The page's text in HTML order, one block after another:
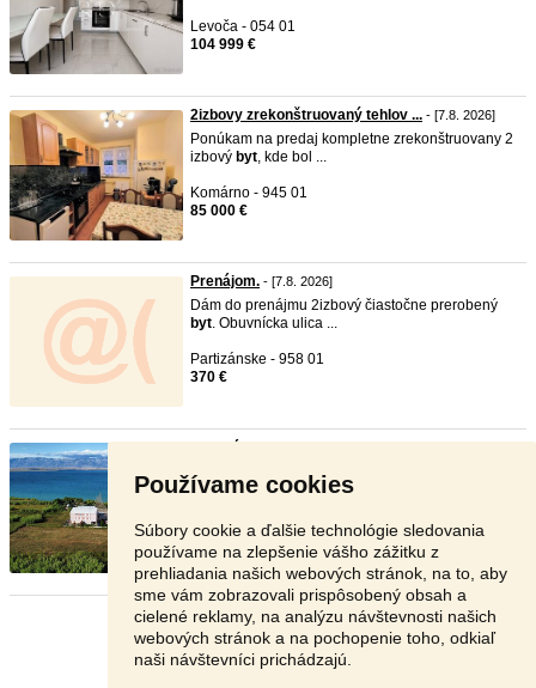
Používame cookies
Súbory cookie a ďalšie technológie sledovania
používame na zlepšenie vášho zážitku z
prehliadania našich webových stránok, na to, aby
sme vám zobrazovali prispôsobený obsah a
cielené reklamy, na analýzu návštevnosti našich
webových stránok a na pochopenie toho, odkiaľ
naši návštevníci prichádzajú.
Levoča - 054 01
104 999 €
2izbovy zrekonštruovaný tehlov ... - [7.8. 2026]
Ponúkam na predaj kompletne zrekonštruovany 2
izbový byt, kde bol ...
Komárno - 945 01
85 000 €
Prenájom. - [7.8. 2026]
Dám do prenájmu 2izbový čiastočne prerobený
byt. Obuvnícka ulica ...
Partizánske - 958 01
370 €
Typ: Stavebný pozemok Obec: Privlaka Nové
Bývanie RK Vám ponú ...
Zahraničie - 123 45
Stránka: 1 2 3 Ďalšia